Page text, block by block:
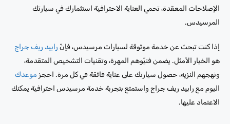
الإصلاحات المعقدة، تحمي العناية الاحترافية استثمارك في سيارتك
المرسيدس.
إذا كنت تبحث عن خدمة موثوقة لسيارات مرسيدس، فإنّ رابيد ريف جراج
هو الخيار الأمثل. يضمن فنيّوهم المهرة، وتقنيات التشخيص المتقدمة،
ونهجهم النزيه، حصول سيارتك على عناية فائقة في كل مرة. احجز موعدك
اليوم مع رابيد ريف جراج واستمتع بتجربة خدمة مرسيدس احترافية يمكنك
الاعتماد عليها.